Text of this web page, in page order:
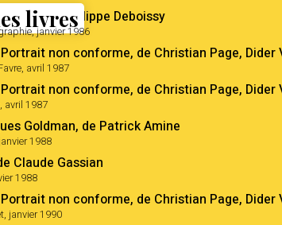
livres
de Philippe Deboissy
janvier 1986
non conforme, de Christian Page, Dider
avril 1987
non conforme, de Christian Page, Dider
avril 1987
Goldman, de Patrick Amine
1988
Claude Gassian
1988
non conforme, de Christian Page, Dider
janvier 1990